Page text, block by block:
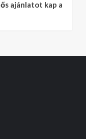
ajánlatot kap a